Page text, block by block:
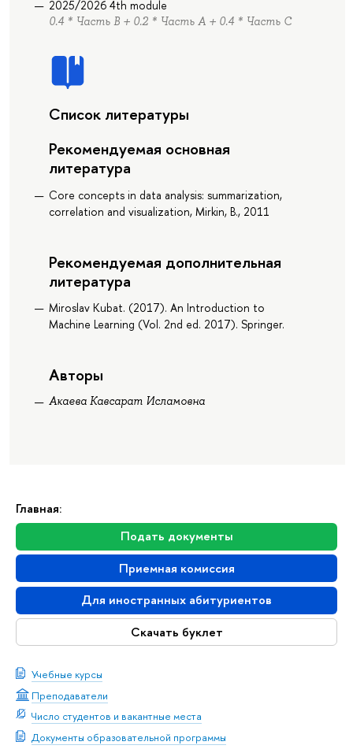
Главная:
Подать документы
Приемная комиссия
Для иностранных абитуриентов
Скачать буклет
Учебные курсы
Преподаватели
Число студентов и вакантные места
Документы образовательной программы
2025/2026 4th module
0.4 * Часть В + 0.2 * Часть А + 0.4 * Часть С
Список литературы
Рекомендуемая основная
литература
Core concepts in data analysis: summarization,
correlation and visualization, Mirkin, B., 2011
Рекомендуемая дополнительная
литература
Miroslav Kubat. (2017). An Introduction to
Machine Learning (Vol. 2nd ed. 2017). Springer.
Авторы
Акаева Кавсарат Исламовна